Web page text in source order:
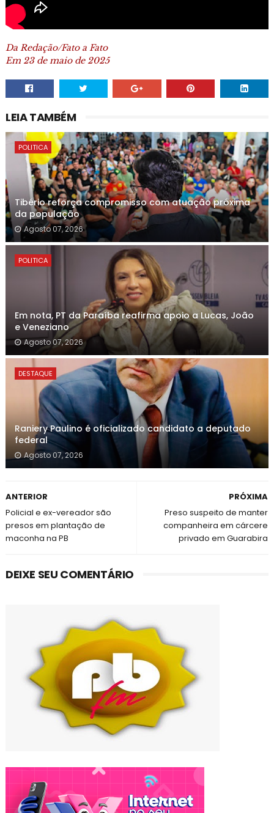
Da Redação/Fato a Fato
Em 23 de maio de 2025
LEIA TAMBÉM
POLITICA
Tibério reforça compromisso com atuação próxima
da população
Agosto 07, 2026
POLITICA
Em nota, PT da Paraíba reafirma apoio a Lucas, João
e Veneziano
Agosto 07, 2026
DESTAQUE
Raniery Paulino é oficializado candidato a deputado
federal
Agosto 07, 2026
PRÓXIMA
Preso suspeito de manter
companheira em cárcere
privado em Guarabira
ANTERIOR
Policial e ex-vereador são
presos em plantação de
maconha na PB
DEIXE SEU COMENTÁRIO